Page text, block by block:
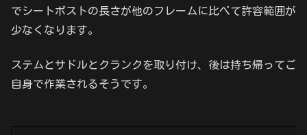
でシートポストの長さが他のフレームに比べて許容範囲が
少なくなります。
ステムとサドルとクランクを取り付け、後は持ち帰ってご
自身で作業されるそうです。